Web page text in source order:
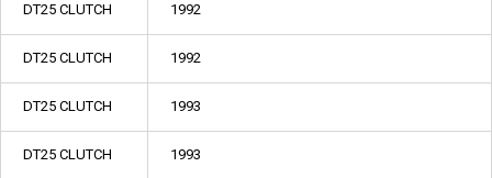
DT25 CLUTCH 1992
DT25 CLUTCH 1992
DT25 CLUTCH 1993
DT25 CLUTCH 1993